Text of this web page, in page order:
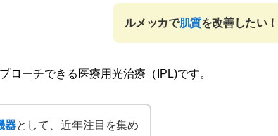
ルメッカで肌質を改善したい！
ローチできる医療用光治療（IPL)です。
器として、近年注目を集め